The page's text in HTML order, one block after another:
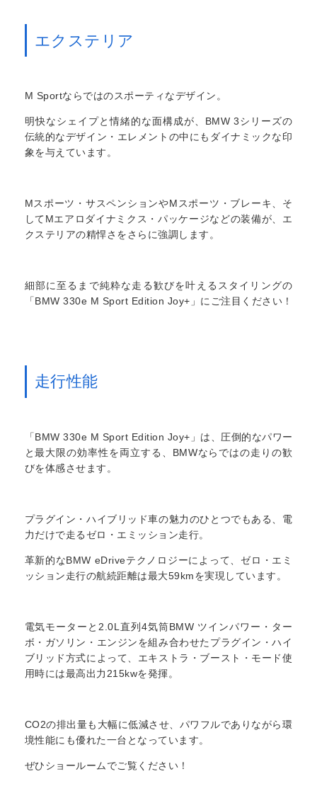
エクステリア
M Sportならではのスポーティなデザイン。
明快なシェイプと情緒的な面構成が、BMW 3シリーズの
伝統的なデザイン・エレメントの中にもダイナミックな印
象を与えています。
Mスポーツ・サスペンションやMスポーツ・ブレーキ、そ
してMエアロダイナミクス・パッケージなどの装備が、エ
クステリアの精悍さをさらに強調します。
細部に至るまで純粋な走る歓びを叶えるスタイリングの
「BMW 330e M Sport Edition Joy+」にご注目ください！
走行性能
「BMW 330e M Sport Edition Joy+」は、圧倒的なパワー
と最大限の効率性を両立する、BMWならではの走りの歓
びを体感させます。
プラグイン・ハイブリッド車の魅力のひとつでもある、電
力だけで走るゼロ・エミッション走行。
革新的なBMW eDriveテクノロジーによって、ゼロ・エミ
ッション走行の航続距離は最大59kmを実現しています。
電気モーターと2.0L直列4気筒BMW ツインパワー・ター
ボ・ガソリン・エンジンを組み合わせたプラグイン・ハイ
ブリッド方式によって、エキストラ・ブースト・モード使
用時には最高出力215kwを発揮。
CO2の排出量も大幅に低減させ、パワフルでありながら環
境性能にも優れた一台となっています。
ぜひショールームでご覧ください！